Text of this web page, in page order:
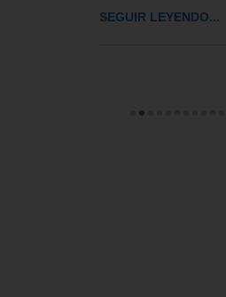
SEGUIR LEYENDO...